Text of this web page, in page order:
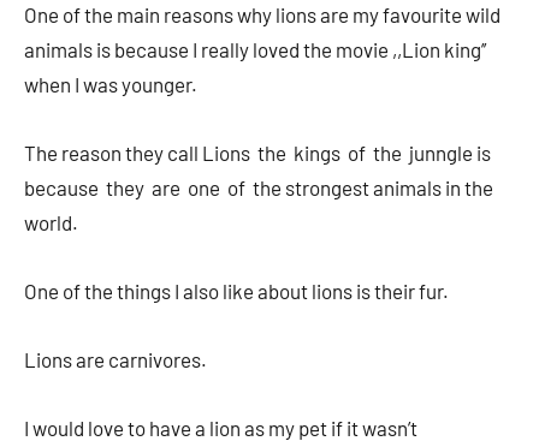
One of the main reasons why lions are my favourite wild
animals is because I really loved the movie ,,Lion king’’
when I was younger.
The reason they call Lions the kings of the junngle is
because they are one of the strongest animals in the
world.
One of the things I also like about lions is their fur.
Lions are carnivores.
I would love to have a lion as my pet if it wasn’t